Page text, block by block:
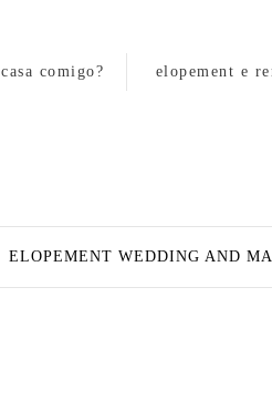
casa comigo? elopement e
ELOPEMENT WEDDING AND